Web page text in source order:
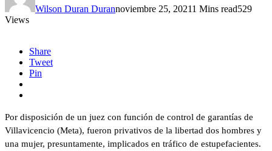
Wilson Duran Durannoviembre 25, 20211 Mins read529
Views
Share
Tweet
Pin
Por disposición de un juez con función de control de garantías de
Villavicencio (Meta), fueron privativos de la libertad dos hombres y
una mujer, presuntamente, implicados en tráfico de estupefacientes.